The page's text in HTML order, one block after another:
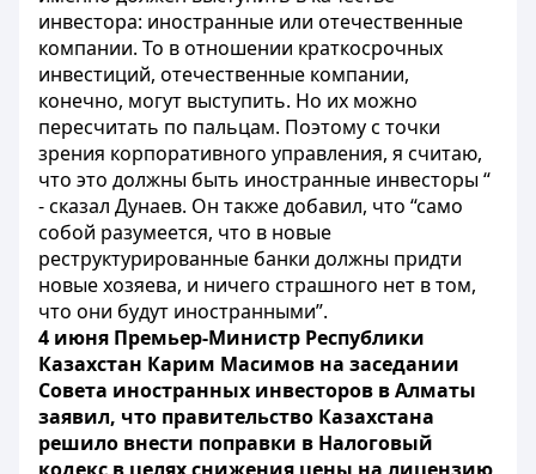
инвестора: иностранные или отечественные
компании. То в отношении краткосрочных
инвестиций, отечественные компании,
конечно, могут выступить. Но их можно
пересчитать по пальцам. Поэтому с точки
зрения корпоративного управления, я считаю,
что это должны быть иностранные инвесторы “
- сказал Дунаев. Он также добавил, что “само
собой разумеется, что в новые
реструктурированные банки должны придти
новые хозяева, и ничего страшного нет в том,
что они будут иностранными”.
4 июня Премьер-Министр Республики
Казахстан Карим Масимов на заседании
Совета иностранных инвесторов в Алматы
заявил, что правительство Казахстана
решило внести поправки в Налоговый